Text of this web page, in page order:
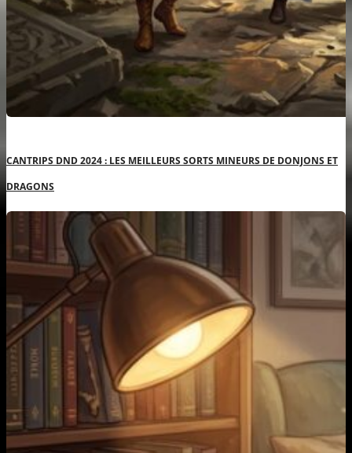
CANTRIPS DND 2024 : LES MEILLEURS SORTS MINEURS DE DONJONS ET
DRAGONS